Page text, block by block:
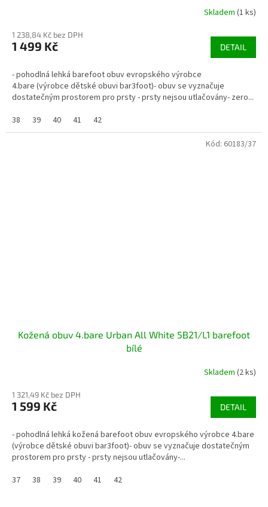
Skladem (1 ks)
1 238,84 Kč bez DPH
1 499 Kč DETAIL
- pohodlná lehká barefoot obuv evropského výrobce
4.bare (výrobce dětské obuvi bar3foot)- obuv se vyznačuje
dostatečným prostorem pro prsty - prsty nejsou utlačovány- zero...
38
39 40 41 42
Kožená obuv 4.bare Urban All White 5B21/L1 barefoot
bílé
Skladem (2 ks)
1 321,49 Kč bez DPH
1 599 Kč DETAIL
- pohodlná lehká kožená barefoot obuv evropského výrobce 4.bare
(výrobce dětské obuvi bar3foot)- obuv se vyznačuje dostatečným
prostorem pro prsty - prsty nejsou utlačovány-...
37
38 39 40 41 42
Kód: 60183/37